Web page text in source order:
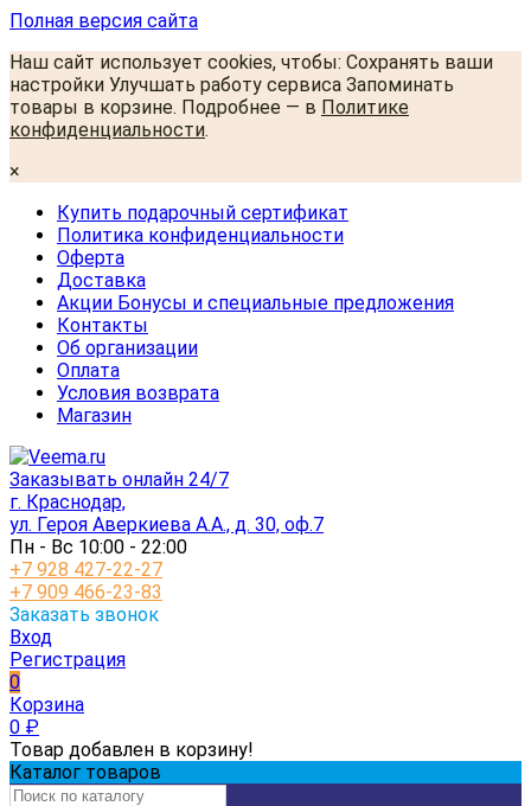
Полная версия сайта
Наш сайт использует cookies, чтобы: Сохранять ваши
настройки Улучшать работу сервиса Запоминать
товары в корзине. Подробнее — в Политике
конфиденциальности.
×
Купить подарочный сертификат
Политика конфиденциальности
Оферта
Доставка
Акции Бонусы и специальные предложения
Контакты
Об организации
Оплата
Условия возврата
Магазин
Заказывать онлайн 24/7
г. Краснодар,
ул. Героя Аверкиева А.А., д. 30, оф.7
Пн - Вс 10:00 - 22:00
+7 928 427-22-27
+7 909 466-23-83
Заказать звонок
Вход
Регистрация
0
Корзина
0 ₽
Товар добавлен в корзину!
Каталог товаров